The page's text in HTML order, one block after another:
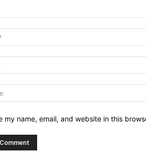
my name, email, and website in this